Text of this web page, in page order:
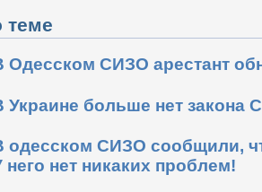
теме
Одесском СИЗО арестант
Украине больше нет закона
одесском СИЗО сообщили,
него нет никаких проблем!